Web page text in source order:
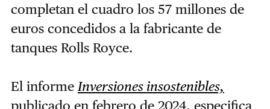
completan el cuadro los 57 millones de
euros concedidos a la fabricante de
tanques Rolls Royce.
El informe Inversiones insostenibles,
publicado en febrero de 2024, especifica